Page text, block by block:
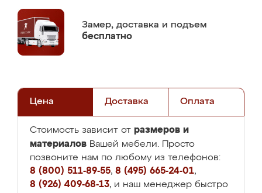
Замер, доставка и подъем
бесплатно
Цена Доставка Оплата
Стоимость зависит от размеров и
материалов Вашей мебели. Просто
позвоните нам по любому из телефонов:
8 (800) 511-89-55, 8 (495) 665-24-01,
8 (926) 409-68-13, и наш менеджер быстро